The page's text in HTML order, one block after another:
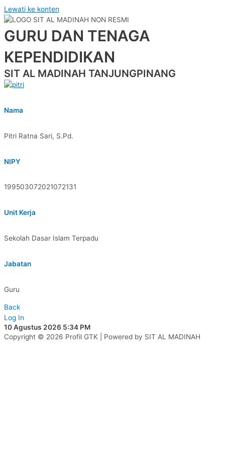
Lewati ke konten
GURU DAN TENAGA
KEPENDIDIKAN
SIT AL MADINAH TANJUNGPINANG
Nama
Pitri Ratna Sari, S.Pd.
NIPY
199503072021072131
Unit Kerja
Sekolah Dasar Islam Terpadu
Jabatan
Guru
Back
Log In
10 Agustus 2026 5:34 PM
Copyright © 2026 Profil GTK | Powered by SIT AL MADINAH